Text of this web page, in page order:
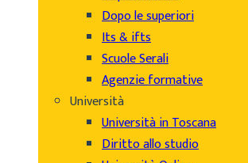
Dopo le superiori
Its & ifts
Scuole Serali
Agenzie formative
Università
Università in Toscana
Diritto allo studio